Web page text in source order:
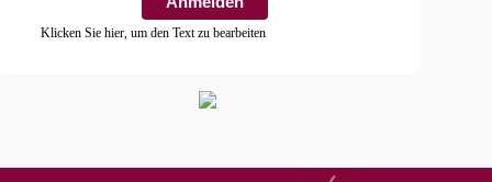
Klicken Sie hier, um den Text zu bearbeiten